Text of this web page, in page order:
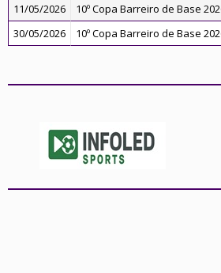
11/05/2026
10º Copa Barreiro de Base
30/05/2026
10º Copa Barreiro de Base